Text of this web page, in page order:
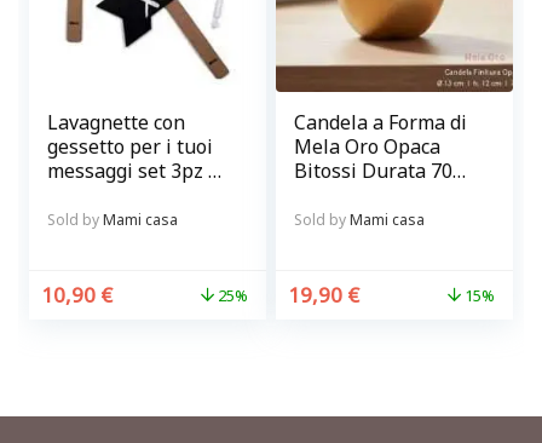
Lavagnette con
gessetto per i tuoi
messaggi set 3pz @
Sold byMami casa
10,90 € 25%
Candela a Forma di
Mela Oro Opaca
Bitossi Durata 70
Sold byMami casa
19,90 € 15%